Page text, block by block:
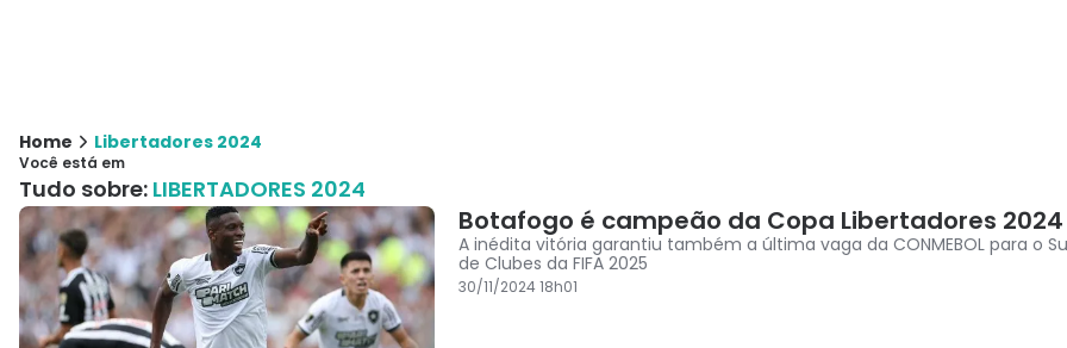
Home Libertadores 2024
Você está em
Tudo sobre: LIBERTADORES 2024
Botafogo é campeão da Copa Libertadores 2024
A inédita vitória garantiu também a última vaga da CONMEBOL para o
de Clubes da FIFA 2025
30/11/2024 18h01